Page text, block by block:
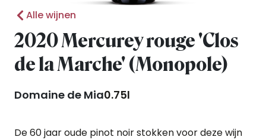
Alle wijnen
2020 Mercurey rouge 'Clos
de la Marche' (Monopole)
Domaine de Mia0.75l
De 60 jaar oude pinot noir stokken voor deze wijn